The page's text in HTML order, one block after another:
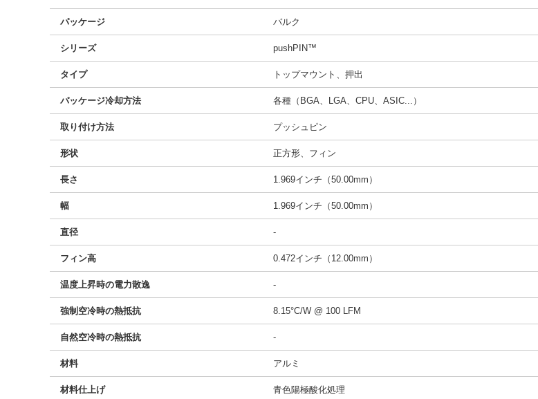
パッケージ バルク
シリーズ pushPIN™
タイプ トップマウント、押出
パッケージ冷却方法 各種（BGA、LGA、CPU、ASIC...）
取り付け方法 プッシュピン
形状 正方形、フィン
長さ 1.969インチ（50.00mm）
幅 1.969インチ（50.00mm）
直径 -
フィン高 0.472インチ（12.00mm）
温度上昇時の電力散逸 -
強制空冷時の熱抵抗 8.15°C/W @ 100 LFM
自然空冷時の熱抵抗 -
材料 アルミ
材料仕上げ 青色陽極酸化処理